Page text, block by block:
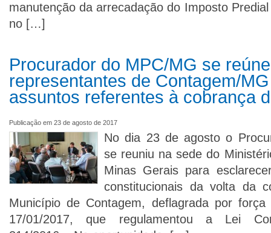
manutenção da arrecadação do Imposto
no […]
Procurador do MPC/MG se
representantes de Contagem/
assuntos referentes à cobrança
Publicação em 23 de agosto de 2017
No dia 23 de agosto o
se reuniu na sede do
Minas Gerais para
constitucionais da volta da
Município de Contagem, deflagrada por
17/01/2017, que regulamentou a Lei